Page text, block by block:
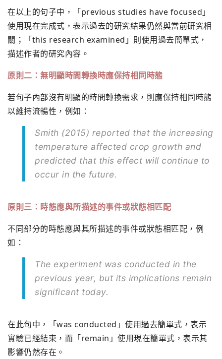
在以上的句子中，「previous studies have focused」
使用現在完成式，表示過去的研究結果仍然與當前研究相
關；「this research examined」則使用過去簡單式，
描述作者的研究內容。
原則二：無明顯時間轉換時應保持相同時態
若句子內部沒有明顯的時間轉換需求，則應保持相同時態
以維持流暢性，例如：
Smith (2015) reported that the increasing
temperature affected crop growth and
predicted that this effect will continue to
occur in the future.
原則三：時態應與所描述的事件或狀態相匹配
不同部分的時態應與其所描述的事件或狀態相匹配，例
如：
The experiment was conducted in the
previous year, but its implications remain
significant today.
在此句中，「was conducted」使用過去簡單式，表示
實驗已經結束，而「remain」使用現在簡單式，表示其
影響仍然存在。